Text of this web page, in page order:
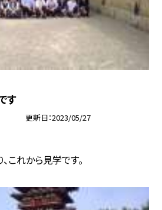
す
更新日 2023/05/27
これから見学です。